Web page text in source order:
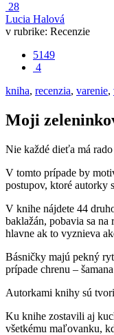
28
Lucia Halová
v rubrike: Recenzie
5149
4
kniha, recenzia, varenie,
Moji
Nie každé dieťa má
V tomto prípade by
postupov, ktoré autorky
V knihe nájdete 44
baklažán, pobavia sa
hlavne ak to vyznieva
Básničky majú pekný
prípade chrenu –
Autorkami knihy sú
Ku knihe zostavili aj
všetkému maľovanku,